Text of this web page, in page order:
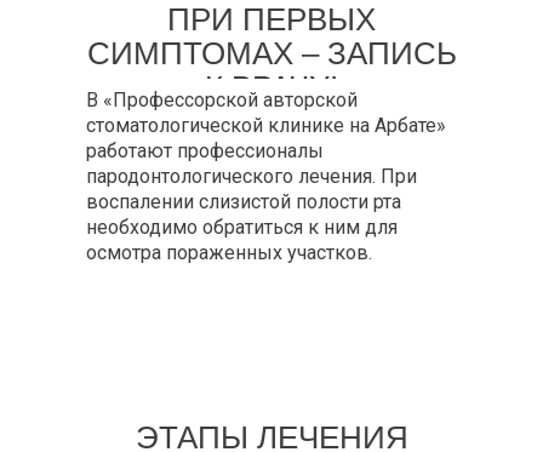
ПРИ ПЕРВЫХ
СИМПТОМАХ – ЗАПИСЬ
К ВРАЧУ!
В «Профессорской авторской
стоматологической клинике на Арбате»
работают профессионалы
пародонтологического лечения. При
воспалении слизистой полости рта
необходимо обратиться к ним для
осмотра пораженных участков.
ЭТАПЫ ЛЕЧЕНИЯ